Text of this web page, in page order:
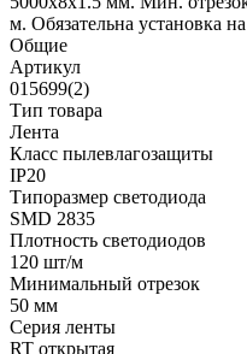
м. Обязательна установка
Общие
Артикул
015699(2)
Тип товара
Лента
Класс пылевлагозащиты
IP20
Типоразмер светодиода
SMD 2835
Плотность светодиодов
120 шт/м
Минимальный отрезок
50 мм
Серия ленты
RT открытая